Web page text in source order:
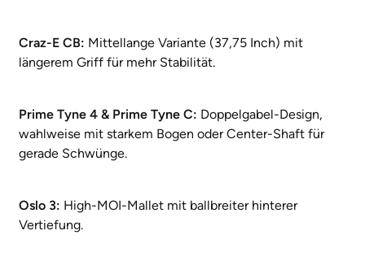
Craz-E CB: Mittellange Variante (37,75 Inch) mit
längerem Griff für mehr Stabilität.
Prime Tyne 4 & Prime Tyne C: Doppelgabel-Design,
wahlweise mit starkem Bogen oder Center-Shaft für
gerade Schwünge.
Oslo 3: High-MOI-Mallet mit ballbreiter hinterer
Vertiefung.